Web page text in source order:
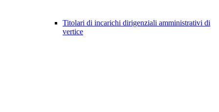
Titolari di incarichi dirigenziali amministrativi di
vertice